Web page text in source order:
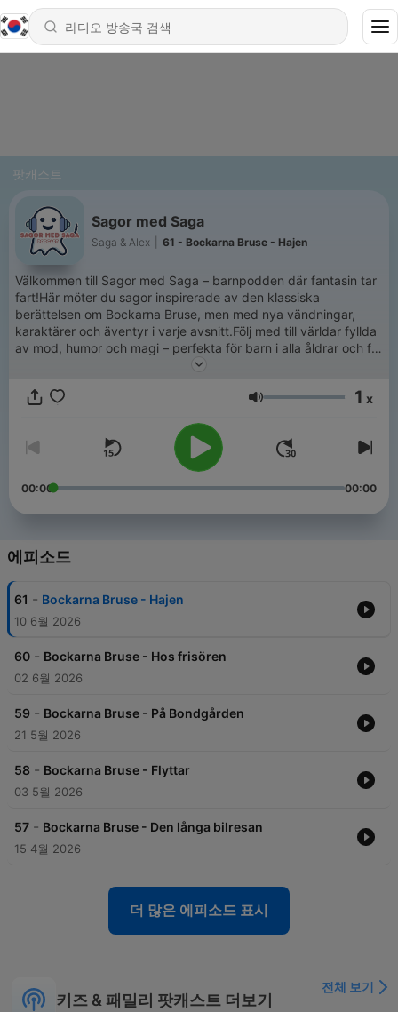
팟캐스트
Sagor med Saga
Saga & Alex 61 - Bockarna Bruse - Hajen
Välkommen till Sagor med Saga – barnpodden där fantasin tar
fart!Här möter du sagor inspirerade av den klassiska
berättelsen om Bockarna Bruse, men med nya vändningar,
karaktärer och äventyr i varje avsnitt.Följ med till världar fyllda
av mod, humor och magi – perfekta för barn i alla åldrar och för
hela familjen att lyssna på tillsammans.Oavsett om det är vid
hemma, bjuder Saga på berättelser som både underhåller och
음량 1 x
00:00 00:00
에피소드
61 - Bockarna Bruse - Hajen
10 6월 2026
60 - Bockarna Bruse - Hos frisören
02 6월 2026
59 - Bockarna Bruse - På Bondgården
21 5월 2026
58 - Bockarna Bruse - Flyttar
03 5월 2026
57 - Bockarna Bruse - Den långa bilresan
15 4월 2026
더 많은 에피소드 표시
키즈 & 패밀리 팟캐스트 더보기
전체 보기